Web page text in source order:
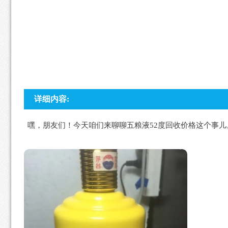
详细内容:
嘿，朋友们！今天咱们来聊聊五粮液52度回收价格这个事儿